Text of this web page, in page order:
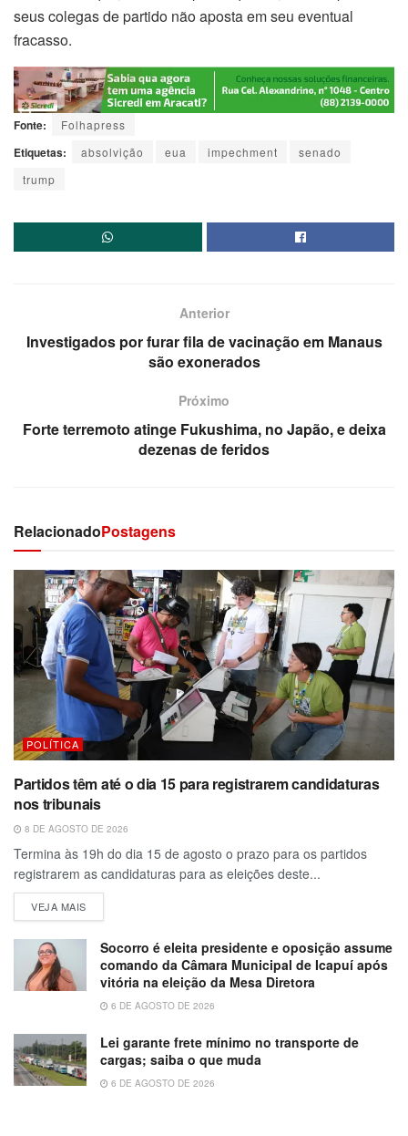
seus colegas de partido não aposta em seu eventual
fracasso.
Fonte: Folhapress
Etiquetas: absolvição eua impechment
senado
trump
Anterior
Investigados por furar fila de vacinação em Manaus
são exonerados
Próximo
Forte terremoto atinge Fukushima, no Japão, e deixa
dezenas de feridos
RelacionadoPostagens
POLÍTICA
Partidos têm até o dia 15 para registrarem candidaturas
nos tribunais
8 DE AGOSTO DE 2026
Termina às 19h do dia 15 de agosto o prazo para os partidos
registrarem as candidaturas para as eleições deste...
VEJA MAIS
Socorro é eleita presidente e oposição assume
comando da Câmara Municipal de Icapuí após
vitória na eleição da Mesa Diretora
6 DE AGOSTO DE 2026
Lei garante frete mínimo no transporte de
cargas; saiba o que muda
6 DE AGOSTO DE 2026